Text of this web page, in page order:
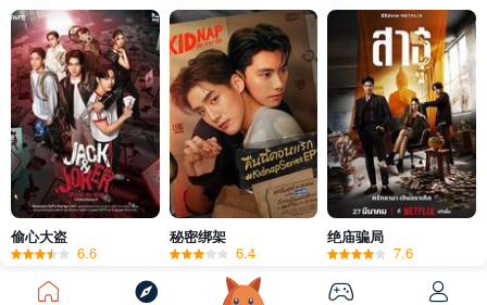
偷心大盗
6.6
秘密绑架
6.4
绝庙骗局
7.6